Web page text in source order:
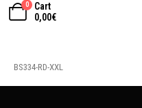
0
Cart
0,00€
BS334-RD-XXL